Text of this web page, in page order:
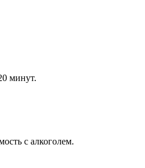
минут.
с алкоголем.